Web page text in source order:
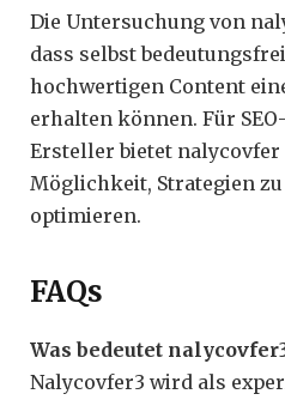
Die Untersuchung von
dass selbst
hochwertigen Content
erhalten können. Für
Ersteller bietet
Möglichkeit, Strategien
optimieren.
FAQs
Was bedeutet
Nalycovfer3 wird als